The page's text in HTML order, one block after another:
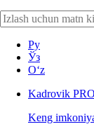
Ру
Ўз
Oʻz
Kadrovik PRO
Keng